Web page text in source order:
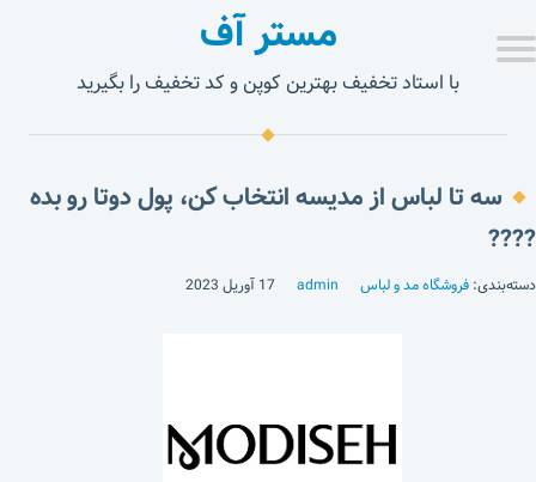
مستر آف
با استاد تخفیف بهترین کوپن و کد تخفیف را بگیرید
سه تا لباس از مدیسه انتخاب کن، پول دوتا رو بده
????
دسته‌بندی: فروشگاه مد و لباس admin 17 آوریل 2023